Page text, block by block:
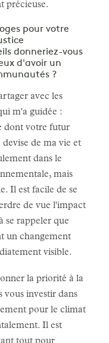
précieuse.
pour votre
donneriez-vous
d'avoir un
?
avec les
m'a guidée :
dont votre futur
de ma vie et
dans le
mais
Il est facile de se
de vue l'impact
se rappeler que
un changement
visible.
la priorité à la
vous investir dans
pour le climat
Il est